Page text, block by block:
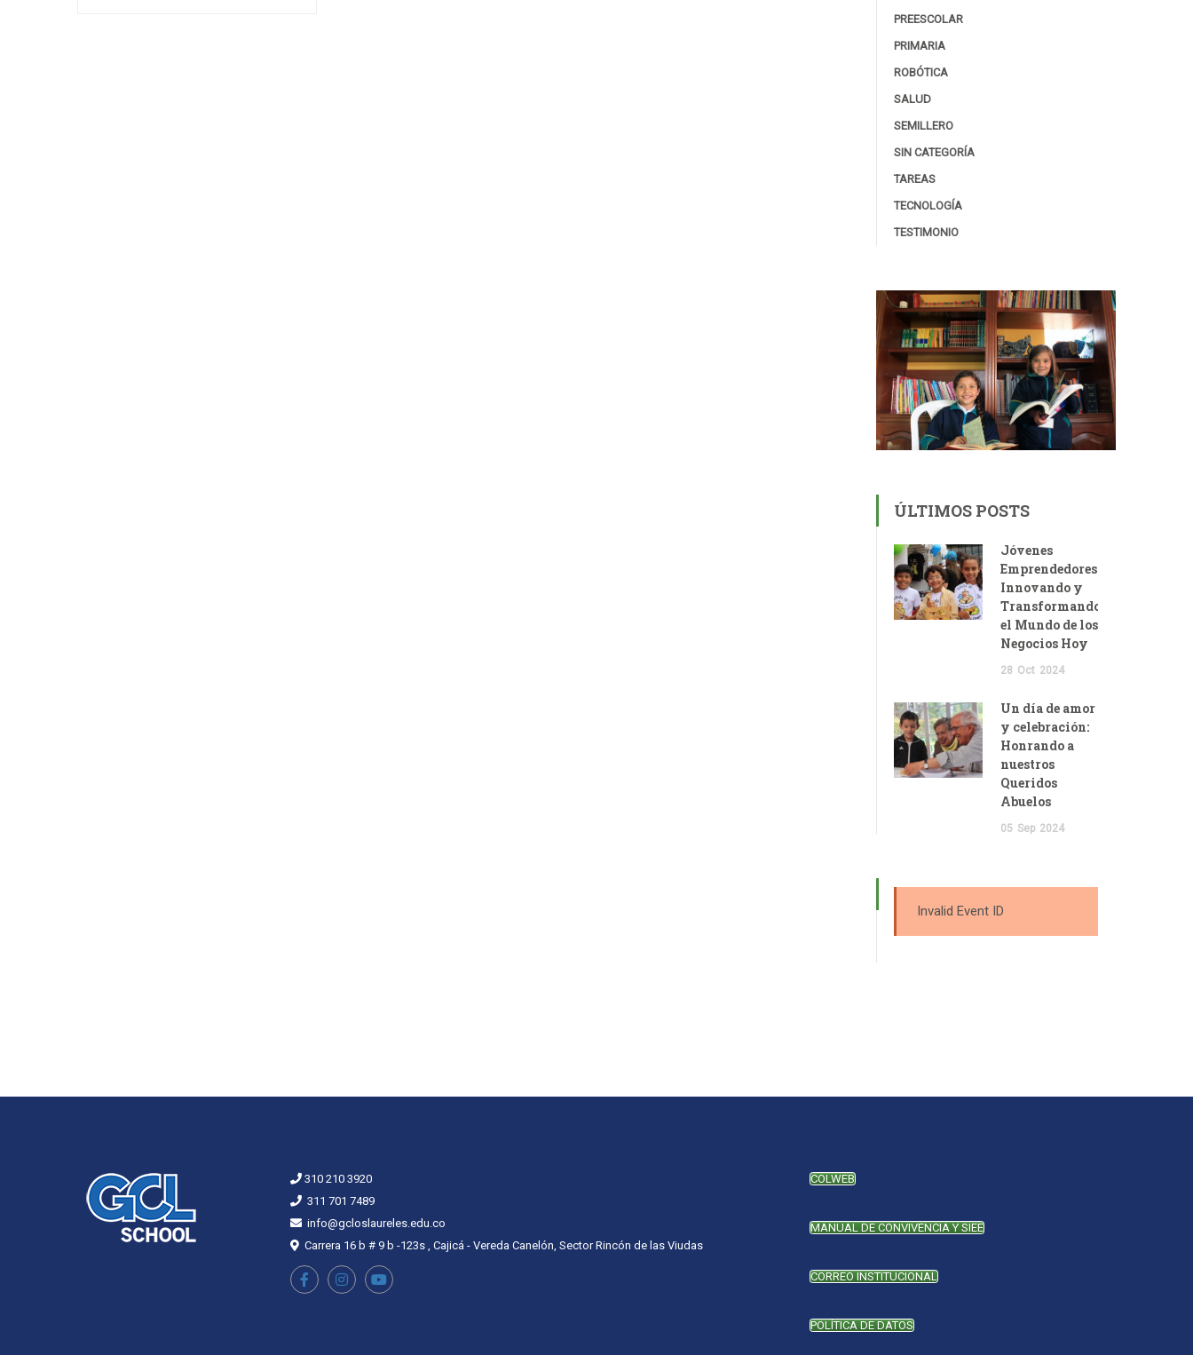
PREESCOLAR
PRIMARIA
ROBÓTICA
SALUD
SEMILLERO
SIN CATEGORÍA
TAREAS
TECNOLOGÍA
TESTIMONIO
ÚLTIMOS POSTS
Jóvenes
Emprendedores:
Innovando y
Transformando
el Mundo de los
Negocios Hoy
28 Oct 2024
Un día de amor
y celebración:
Honrando a
nuestros
Queridos
Abuelos
05 Sep 2024
Invalid Event ID
310 210 3920
311 701 7489
info@gcloslaureles.edu.co
Carrera 16 b # 9 b -123s , Cajicá - Vereda Canelón, Sector Rincón de las Viudas
COLWEB
MANUAL DE CONVIVENCIA Y SIEE
CORREO INSTITUCIONAL
POLÍTICA DE DATOS